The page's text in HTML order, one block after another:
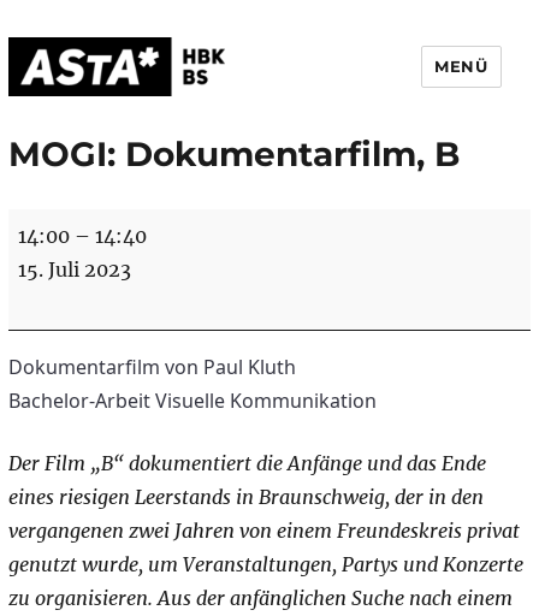
MENÜ
MOGI: Dokumentarfilm, B
MOGI:
Dokumentarfilm,
14:00 – 14:40
15. Juli 2023
Dokumentarfilm von Paul Kluth
Bachelor-Arbeit Visuelle Kommunikation
Der Film „B“ dokumentiert die Anfänge und das Ende
eines riesigen Leerstands in Braunschweig, der in den
vergangenen zwei Jahren von einem Freundeskreis privat
genutzt wurde, um Veranstaltungen, Partys und Konzerte
zu organisieren. Aus der anfänglichen Suche nach einem